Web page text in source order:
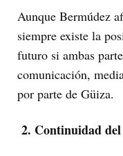
Aunque Bermúdez
siempre existe la
futuro si ambas
comunicación,
por parte de Güiza.
2. Continuidad